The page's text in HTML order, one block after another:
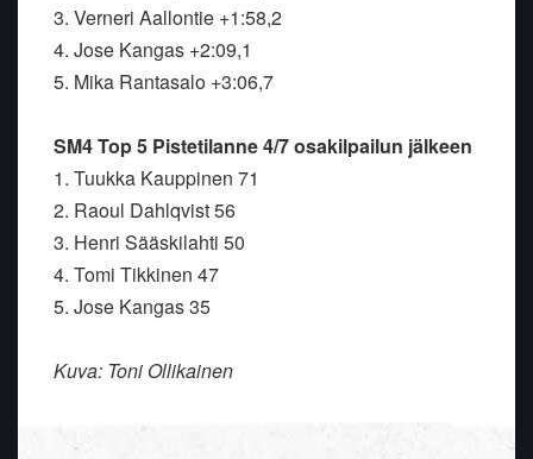
3. Verneri Aallontie +1:58,2
4. Jose Kangas +2:09,1
5. Mika Rantasalo +3:06,7
SM4 Top 5 Pistetilanne 4/7 osakilpailun jälkeen
1. Tuukka Kauppinen 71
2. Raoul Dahlqvist 56
3. Henri Sääskilahti 50
4. Tomi Tikkinen 47
5. Jose Kangas 35
Kuva: Toni Ollikainen